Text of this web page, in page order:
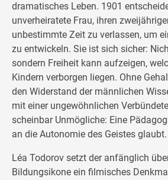
dramatisches Leben. 1901
unverheiratete Frau, ihren
unbestimmte Zeit zu verlassen, um
zu entwickeln. Sie ist sich sicher:
sondern Freiheit kann aufzeigen,
Kindern verborgen liegen. Ohne
den Widerstand der männlichen
mit einer ungewöhnlichen
scheinbar Unmögliche: Eine
an die Autonomie des Geistes glaubt.
Léa Todorov setzt der anfänglich
Bildungsikone ein filmisches